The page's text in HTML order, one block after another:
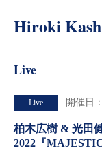
Hiroki
Live
Live 開催日
柏木広樹 & 光田
2022『